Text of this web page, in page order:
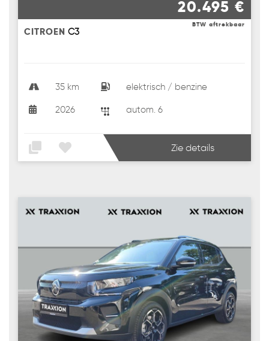
20.495 €
BTW aftrekbaar
CITROEN C3
35 km elektrisch / benzine
2026 autom. 6
Zie details